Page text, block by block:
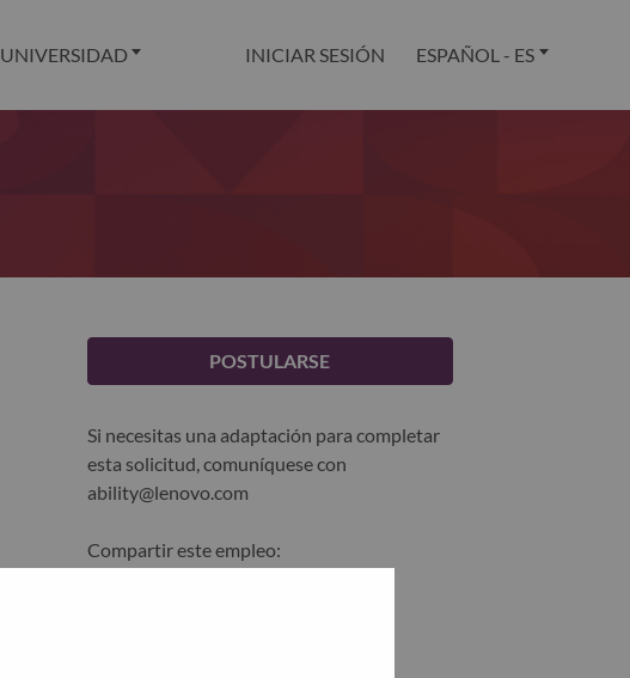
UNIVERSIDAD INICIAR SESIÓN ESPAÑOL - ES
POSTULARSE
Si necesitas una adaptación para completar
esta solicitud, comuníquese con
ability@lenovo.com
Compartir este empleo: